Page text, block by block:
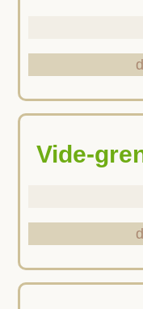
Vide-